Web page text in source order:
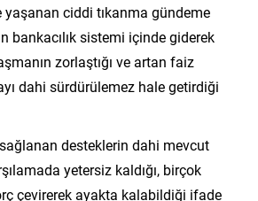
ciddi tıkanma gündeme
bankacılık sistemi içinde giderek
zorlaştığı ve artan faiz
dahi sürdürülemez hale getirdiği
desteklerin dahi mevcut
yetersiz kaldığı, birçok
çevirerek ayakta kalabildiği ifade